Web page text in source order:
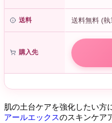
送料 送料無料 (執
購入先
肌の土台ケアを強化したい方
アールエックスのスキンケア